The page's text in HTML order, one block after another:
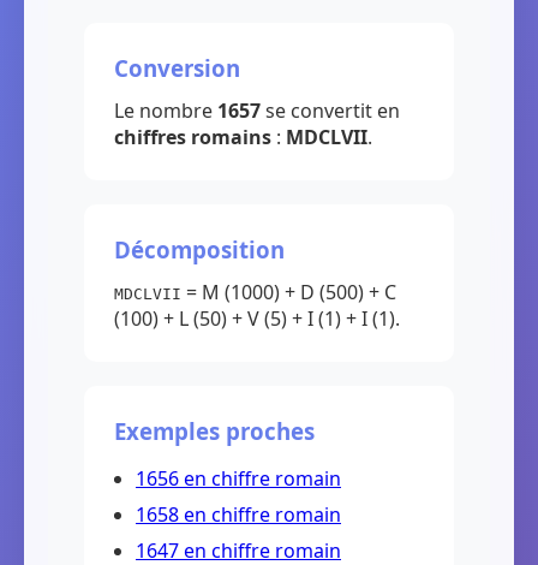
Conversion
Le nombre 1657se convertit en
chiffres romains : MDCLVII.
Décomposition
MDCLVII = M (1000) + D (500) + C
(100) + L (50) + V (5) + I (1) + I (1).
Exemples proches
1656 en chiffre romain
1658 en chiffre romain
1647 en chiffre romain